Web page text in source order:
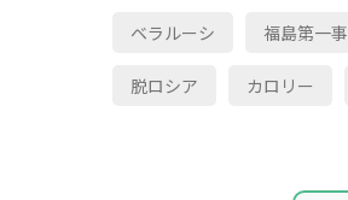
ベラルーシ 福島第一
脱ロシア カロリー